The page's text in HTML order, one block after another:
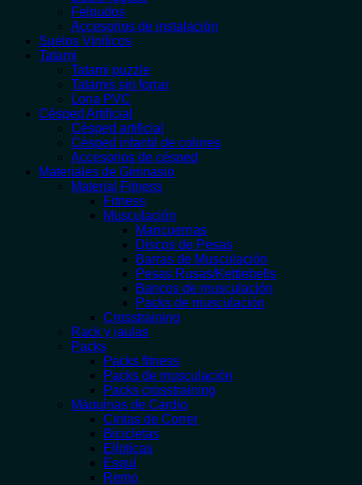
Felpudos
Accesorios de instalación
Suelos Vinílicos
Tatami
Tatami puzzle
Tatamis sin forrar
Lona PVC
Césped Artificial
Césped artificial
Césped infantil de colores
Accesorios de césped
Materiales de Gimnasio
Material Fitness
Fitness
Musculación
Mancuernas
Discos de Pesas
Barras de Musculación
Pesas Rusas/Kettlebells
Bancos de musculación
Packs de musculación
Crosstraining
Rack y jaulas
Packs
Packs fitness
Packs de musculación
Packs crosstraining
Máquinas de Cardio
Cintas de Correr
Bicicletas
Elípticas
Esquí
Remo